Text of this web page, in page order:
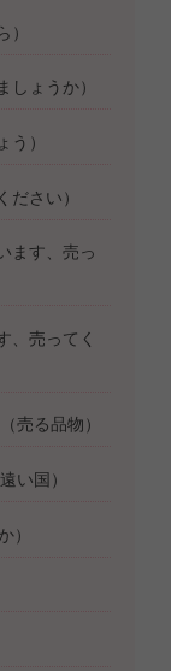
ょうか）
）
さい）
ます、売っ
、売ってく
売る品物）
い国）
）